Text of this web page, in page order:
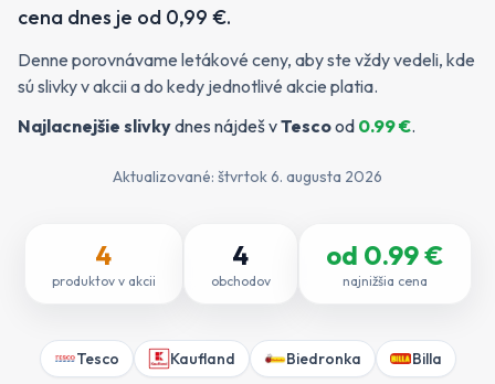
cena dnes je od 0,99 €.
Denne porovnávame letákové ceny, aby ste vždy vedeli, kde
sú slivky v akcii a do kedy jednotlivé akcie platia.
Najlacnejšie slivkydnes nájdeš vTescood 0.99€.
Aktualizované: štvrtok 6. augusta 2026
4
produktov v akcii
4
obchodov
od 0.99€
najnižšia cena
Tesco Kaufland Biedronka Billa